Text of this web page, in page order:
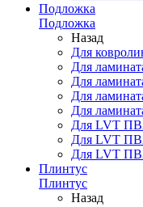
Подложка
Подложка
Назад
Для
Для
Для
Для
Для
Для LVT
Для LVT
Для LVT
Плинтус
Плинтус
Назад